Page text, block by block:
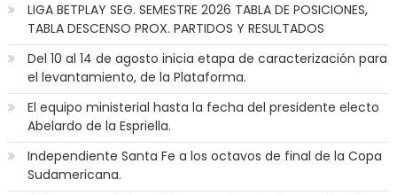
LIGA BETPLAY SEG. SEMESTRE 2026 TABLA DE POSICIONES,
TABLA DESCENSO PROX. PARTIDOS Y RESULTADOS
Del 10 al 14 de agosto inicia etapa de caracterización para
el levantamiento, de la Plataforma.
El equipo ministerial hasta la fecha del presidente electo
Abelardo de la Espriella.
Independiente Santa Fe a los octavos de final de la Copa
Sudamericana.